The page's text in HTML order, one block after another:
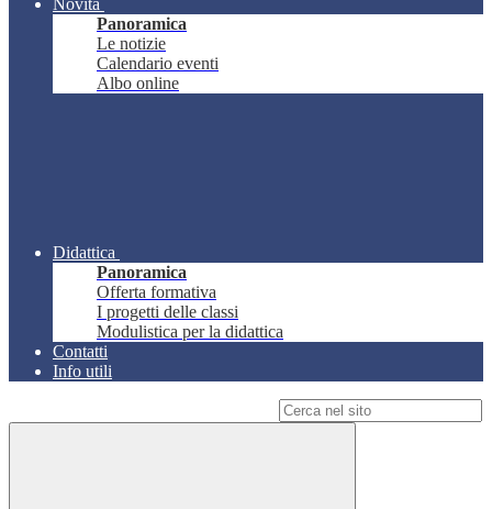
Novità
Panoramica
Le notizie
Calendario eventi
Albo online
Didattica
Panoramica
Offerta formativa
I progetti delle classi
Modulistica per la didattica
Contatti
Info utili